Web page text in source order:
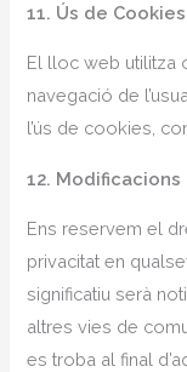
11. Ús de Cookies
El lloc web utilitza
navegació de
l’ús de cookies,
12.
Ens reservem el
privacitat en
significatiu serà
altres vies de
es troba al final